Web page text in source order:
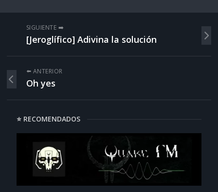
SIGUIENTE ➡️
[Jeroglífico] Adivina la solución
⬅️ ANTERIOR
Oh yes
⭐ RECOMENDADOS